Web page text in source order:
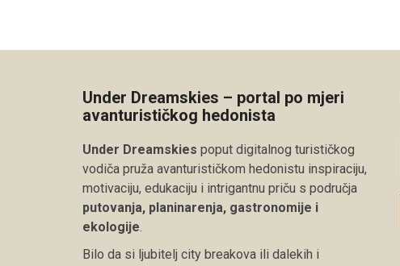
Under Dreamskies – portal po mjeri
avanturističkog hedonista
Under Dreamskies poput digitalnog turističkog
vodiča pruža avanturističkom hedonistu inspiraciju,
motivaciju, edukaciju i intrigantnu priču s područja
putovanja, planinarenja, gastronomije i
ekologije.
Bilo da si ljubitelj city breakova ili dalekih i